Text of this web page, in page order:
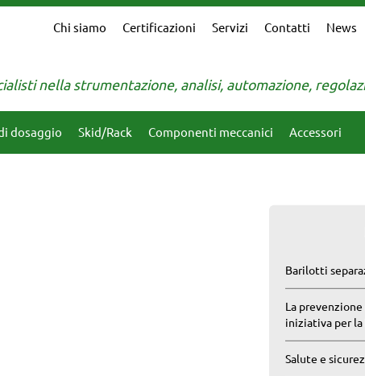
Chi siamo Certificazioni Servizi Contatti News
nella strumentazione, analisi, automazione,
dosaggio Skid/Rack Componenti meccanici Accessori
Barilotti
La
iniziativa per la
Salute e